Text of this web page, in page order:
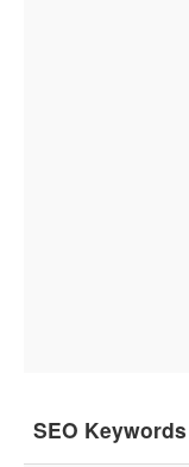
SEO Keywords